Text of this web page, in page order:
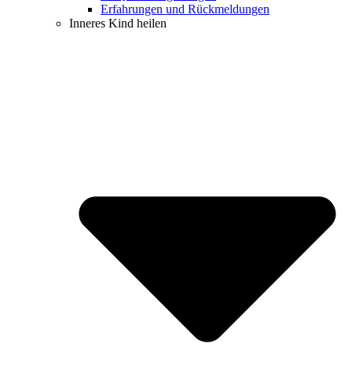
Erfahrungen und Rückmeldungen
Inneres Kind heilen